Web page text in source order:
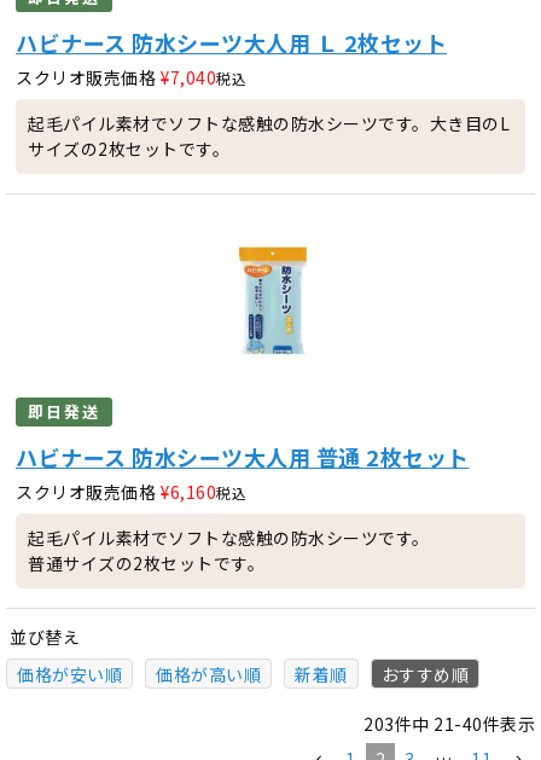
ハビナース 防水シーツ大人用 Ｌ 2枚セット
スクリオ販売価格 ¥7,040税込
起毛パイル素材でソフトな感触の防水シーツです。大き目のL
サイズの2枚セットです。
即日発送
ハビナース 防水シーツ大人用 普通 2枚セット
スクリオ販売価格 ¥6,160税込
起毛パイル素材でソフトな感触の防水シーツです。
普通サイズの2枚セットです。
並び替え
価格が安い順
価格が高い順 新着順 おすすめ順
203件中 21-40件表示